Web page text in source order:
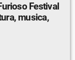
Festival
musica,